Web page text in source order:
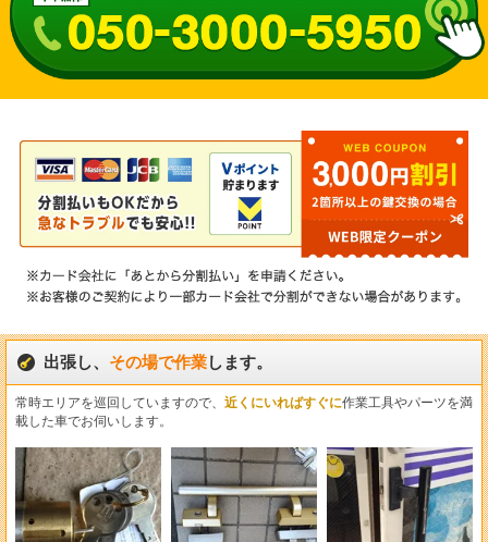
出張し、 その場で作業します。
常時エリアを巡回していますので、 近くにいればすぐに作業工具やパーツを満
載した車でお伺いします。